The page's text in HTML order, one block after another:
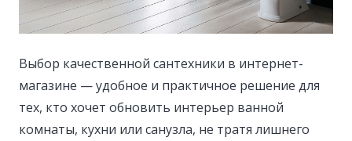
Выбор качественной сантехники в интернет-
магазине — удобное и практичное решение для
тех, кто хочет обновить интерьер ванной
комнаты, кухни или санузла, не тратя лишнего